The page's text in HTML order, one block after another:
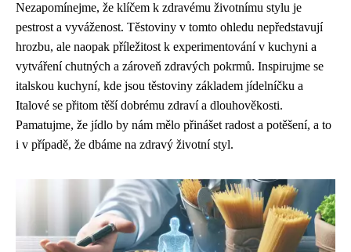
Nezapomínejme, že klíčem k zdravému životnímu stylu je
pestrost a vyváženost. Těstoviny v tomto ohledu nepředstavují
hrozbu, ale naopak příležitost k experimentování v kuchyni a
vytváření chutných a zároveň zdravých pokrmů. Inspirujme se
italskou kuchyní, kde jsou těstoviny základem jídelníčku a
Italové se přitom těší dobrému zdraví a dlouhověkosti.
Pamatujme, že jídlo by nám mělo přinášet radost a potěšení, a to
i v případě, že dbáme na zdravý životní styl.